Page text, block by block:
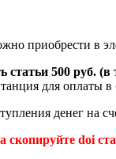
приобрести в
статьи 500 руб.
для оплаты в
денег на
скопируйте doi